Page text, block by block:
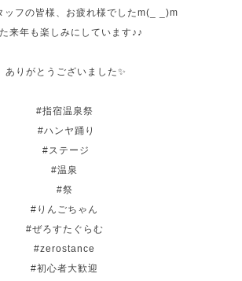
ッフの皆様、お疲れ様でしたm(_ _)m
来年も楽しみにしています♪♪
ありがとうございました✨
#指宿温泉祭
#ハンヤ踊り
#ステージ
#温泉
#祭
#りんごちゃん
#ぜろすたぐらむ
#zerostance
#初心者大歓迎